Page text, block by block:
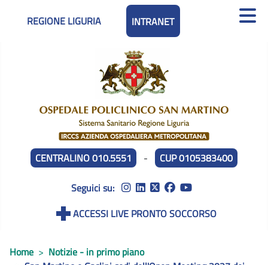
REGIONE LIGURIA INTRANET
CENTRALINO 010.5551 - CUP 0105383400
Seguici su:
ACCESSI LIVE PRONTO SOCCORSO
Home
Notizie - in primo piano